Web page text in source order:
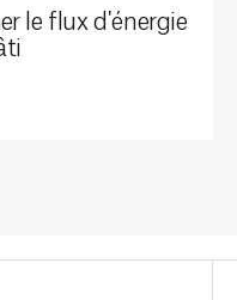
le flux d'énergie